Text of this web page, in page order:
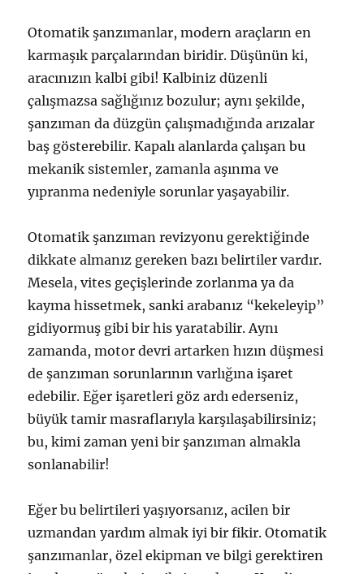
Otomatik şanzımanlar, modern araçların en
karmaşık parçalarından biridir. Düşünün ki,
aracınızın kalbi gibi! Kalbiniz düzenli
çalışmazsa sağlığınız bozulur; aynı şekilde,
şanzıman da düzgün çalışmadığında arızalar
baş gösterebilir. Kapalı alanlarda çalışan bu
mekanik sistemler, zamanla aşınma ve
yıpranma nedeniyle sorunlar yaşayabilir.
Otomatik şanzıman revizyonu gerektiğinde
dikkate almanız gereken bazı belirtiler vardır.
Mesela, vites geçişlerinde zorlanma ya da
kayma hissetmek, sanki arabanız “kekeleyip”
gidiyormuş gibi bir his yaratabilir. Aynı
zamanda, motor devri artarken hızın düşmesi
de şanzıman sorunlarının varlığına işaret
edebilir. Eğer işaretleri göz ardı ederseniz,
büyük tamir masraflarıyla karşılaşabilirsiniz;
bu, kimi zaman yeni bir şanzıman almakla
sonlanabilir!
Eğer bu belirtileri yaşıyorsanız, acilen bir
uzmandan yardım almak iyi bir fikir. Otomatik
şanzımanlar, özel ekipman ve bilgi gerektiren